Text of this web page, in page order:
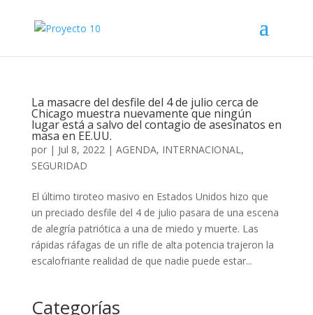
La masacre del desfile del 4 de julio cerca de
Chicago muestra nuevamente que ningún
lugar está a salvo del contagio de asesinatos en
masa en EE.UU.
por | Jul 8, 2022| AGENDA, INTERNACIONAL,
SEGURIDAD
El último tiroteo masivo en Estados Unidos hizo que
un preciado desfile del 4 de julio pasara de una escena
de alegría patriótica a una de miedo y muerte. Las
rápidas ráfagas de un rifle de alta potencia trajeron la
escalofriante realidad de que nadie puede estar...
Categorías